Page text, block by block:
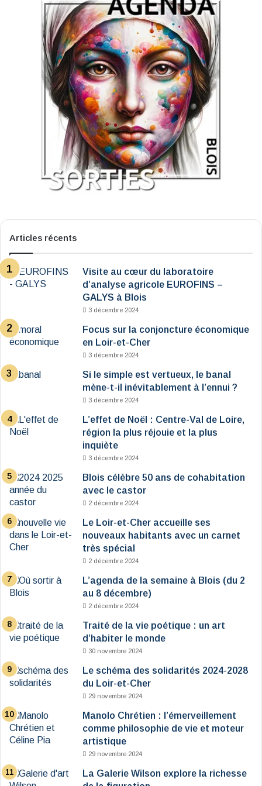
Articles récents
Visite au cœur du laboratoire
d’analyse agricole EUROFINS –
GALYS à Blois
3 décembre 2024
Focus sur la conjoncture économique
en Loir-et-Cher
3 décembre 2024
Si le simple est vertueux, le banal
mène-t-il inévitablement à l’ennui ?
3 décembre 2024
L’effet de Noël : Centre-Val de Loire,
région la plus réjouie et la plus
inquiète
3 décembre 2024
Blois célèbre 50 ans de cohabitation
avec le castor
2 décembre 2024
Le Loir-et-Cher accueille ses
nouveaux habitants avec un carnet
très spécial
2 décembre 2024
L’agenda de la semaine à Blois (du 2
au 8 décembre)
2 décembre 2024
Traité de la vie poétique : un art
d’habiter le monde
30 novembre 2024
Le schéma des solidarités 2024-2028
du Loir-et-Cher
29 novembre 2024
Manolo Chrétien : l’émerveillement
comme philosophie de vie et moteur
artistique
29 novembre 2024
La Galerie Wilson explore la richesse